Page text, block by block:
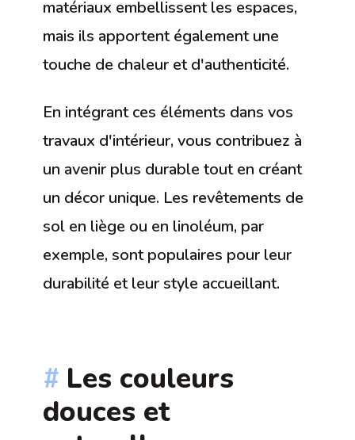
matériaux embellissent les espaces,
mais ils apportent également une
touche de chaleur et d'authenticité.
En intégrant ces éléments dans vos
travaux d'intérieur, vous contribuez à
un avenir plus durable tout en créant
un décor unique. Les revêtements de
sol en liège ou en linoléum, par
exemple, sont populaires pour leur
durabilité et leur style accueillant.
Les couleurs
douces et